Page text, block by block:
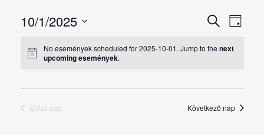
és
Keresett
kifejezés
Nap
10/1/2025
kiválasztása.
No események scheduled for 2025-10-01. Jump to thenext
upcoming események.
Előző nap Következő nap